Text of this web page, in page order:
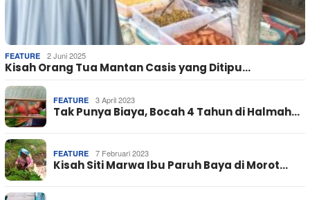
FEATURE 2 Juni 2025
Kisah Orang Tua Mantan Casis yang Ditipu…
FEATURE 3 April 2023
Tak Punya Biaya, Bocah 4 Tahun di Halmah…
FEATURE 7 Februari 2023
Kisah Siti Marwa Ibu Paruh Baya di Morot…